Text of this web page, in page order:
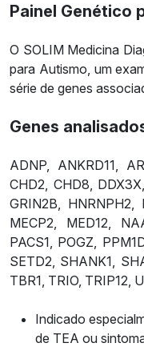
Painel Genético
O SOLIM Medicina
para Autismo, um
série de genes
Genes
ADNP, ANKRD11,
CHD2, CHD8,
GRIN2B, HNRNPH2,
MECP2, MED12,
PACS1, POGZ,
SETD2, SHANK1,
TBR1, TRIO, TRIP12,
Indicado
de TEA ou